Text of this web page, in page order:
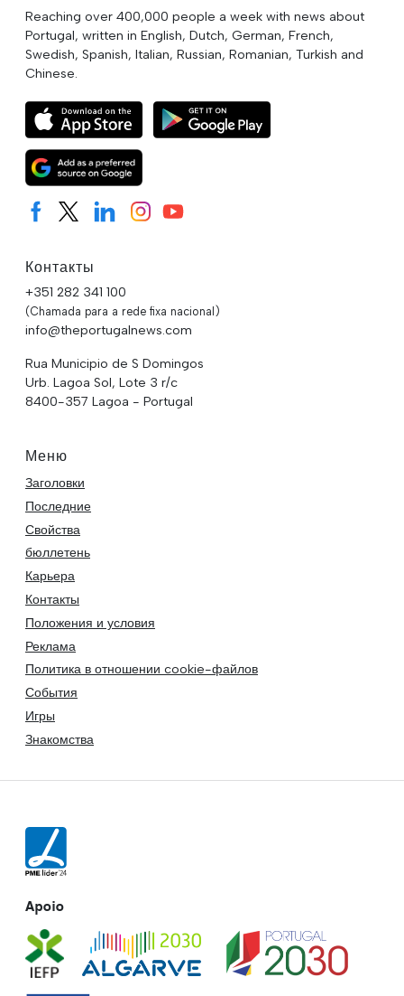
Reaching over 400,000 people a week with news about
Portugal, written in English, Dutch, German, French,
Swedish, Spanish, Italian, Russian, Romanian, Turkish and
Chinese.
Контакты
+351 282 341 100
(Chamada para a rede fixa nacional)
info@theportugalnews.com
Rua Municipio de S Domingos
Urb. Lagoa Sol, Lote 3 r/c
8400-357 Lagoa - Portugal
Меню
Заголовки
Последние
Свойства
бюллетень
Карьера
Контакты
Положения и условия
Реклама
Политика в отношении cookie-файлов
События
Игры
Знакомства
Apoio